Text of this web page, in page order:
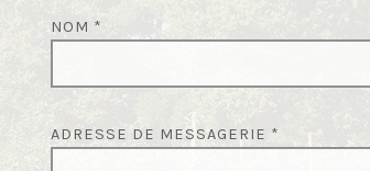
T
I
C
L
E
NOM *
ADRESSE DE MESSAGERIE *